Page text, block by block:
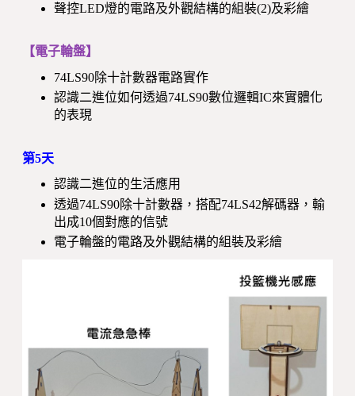
聲控LED燈的電路及外觀結構的組裝(2)及彩繪
【電子輪盤】
74LS90除十計數器電路實作
認識二進位如何透過74LS90數位邏輯IC來實體化
的表現
第5天
認識二進位的生活應用
透過74LS90除十計數器，搭配74LS42解碼器，輸
出成10個對應的信號
電子輪盤的電路及外觀結構的組裝及彩繪